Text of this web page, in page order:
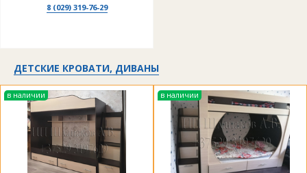
8 (029) 319-76-29
ДЕТСКИЕ КРОВАТИ, ДИВАНЫ
в наличии в наличии